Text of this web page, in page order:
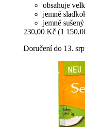
obsahuje
jemně
jemně sušený
230,00 Kč (1
Doručení do 13.